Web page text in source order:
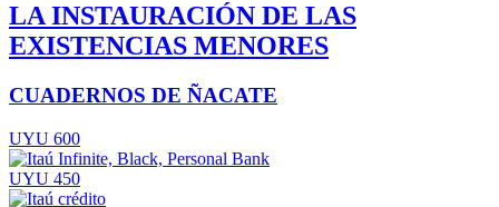
LA INSTAURACIÓN DE LAS
EXISTENCIAS MENORES
CUADERNOS DE ÑACATE
UYU 600
UYU 450